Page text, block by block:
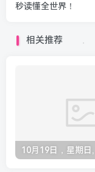
秒读懂全世界！
相关推荐